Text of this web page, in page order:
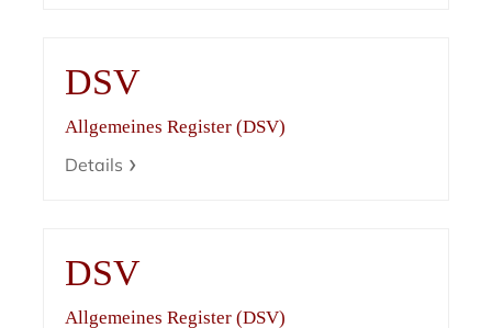
DSV
Allgemeines Register (DSV)
Details
DSV
Allgemeines Register (DSV)